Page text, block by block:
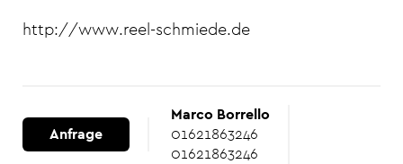
http://www.reel-schmiede.de
Anfrage
Marco Borrello
01621863246
01621863246